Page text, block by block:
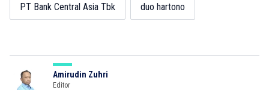
PT Bank Central Asia Tbk duo hartono
Amirudin Zuhri
Editor